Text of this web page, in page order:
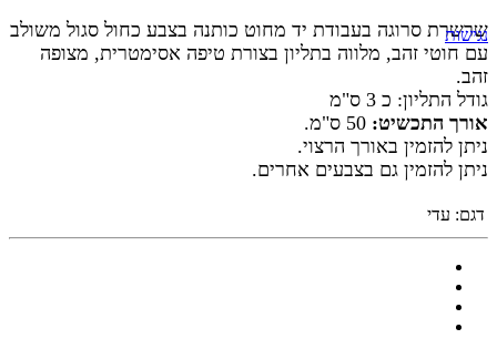
שרשרת סרוגה בעבודת יד מחוט כותנה בצבע כחול סגול משולב
עם חוטי זהב, מלווה בתליון בצורת טיפה אסימטרית, מצופה
זהב.
גודל התליון: כ 3 ס"מ
אורך התכשיט:
ניתן להזמין באורך הרצוי.
ניתן להזמין גם בצבעים אחרים.
דגם: עדי
נגישות